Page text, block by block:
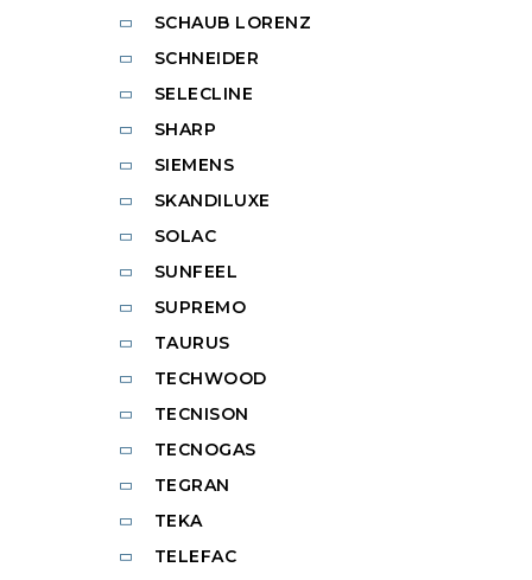
SCHAUB LORENZ
SCHNEIDER
SELECLINE
SHARP
SIEMENS
SKANDILUXE
SOLAC
SUNFEEL
SUPREMO
TAURUS
TECHWOOD
TECNISON
TECNOGAS
TEGRAN
TEKA
TELEFAC